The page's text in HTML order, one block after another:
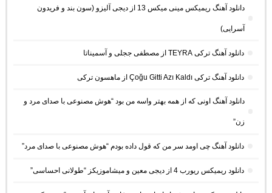
دانلود آهنگ ریمیکس مینی میکس 13 از دیجی آلیزو (سون بند و فریدون
آسرایی)
دانلود آهنگ ترکی TEYRA از مصطفی ججلی و آسمیناتا
دانلود آهنگ ترکی Çoğu Gitti Azı Kaldı از ماهسون ترکی
دانلود آهنگ اونی که از همه بهتر واسه من بود “هوش مصنوعی با صدای مرد و
زن”
دانلود آهنگ چی اومد سر من که قول داده بودم “هوش مصنوعی با صدای مرد”
دانلود ریمیکس ریورب 4 از دیجی معین و میشاموزیکز “طولانی احساسی”